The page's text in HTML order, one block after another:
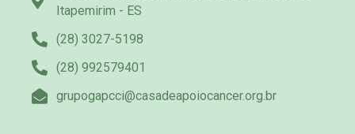
Itapemirim - ES
(28) 3027-5198
(28) 992579401
grupogapcci@casadeapoiocancer.org.br